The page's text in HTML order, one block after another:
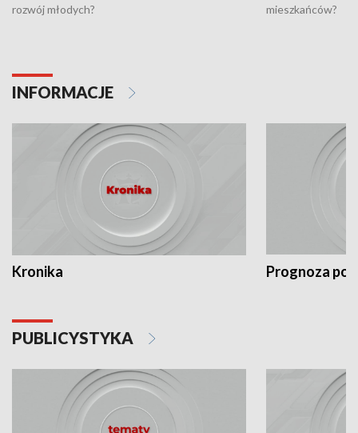
rozwój młodych? mieszkańców?
INFORMACJE
Kronika Prognoza
PUBLICYSTYKA